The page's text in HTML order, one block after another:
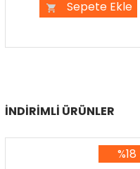
Sepete Ekle
İNDIRIMLI ÜRÜNLER
%18